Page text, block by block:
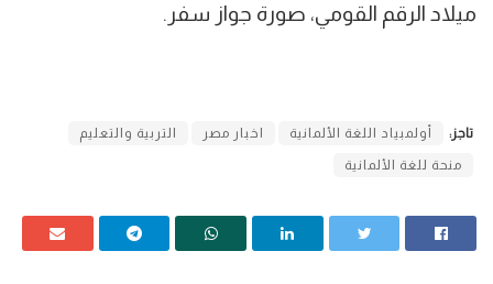
ميلاد الرقم القومي، صورة جواز سفر.
تاجز: أولمبياد اللغة الألمانية اخبار مصر التربية والتعليم
منحة للغة الألمانية